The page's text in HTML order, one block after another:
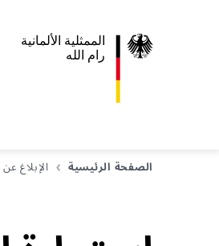
الممثلية الألمانية
رام الله
الصفحة الرئيسية الإبلاغ